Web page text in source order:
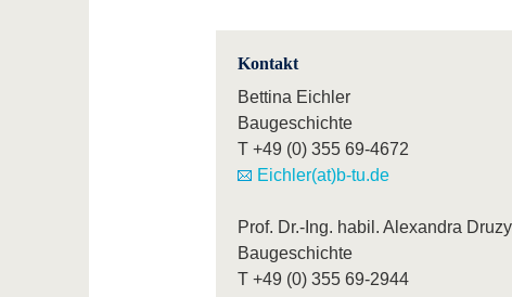
Kontakt
Bettina Eichler
Baugeschichte
T +49 (0) 355 69-4672
Eichler(at)b-tu.de
Prof. Dr.-Ing. habil. Alexandra
Baugeschichte
T +49 (0) 355 69-2944